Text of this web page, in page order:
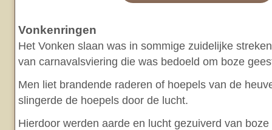
Vonkenringen
Het Vonken slaan was in sommige zuidelijke
van carnavalsviering die was bedoeld om boze
Men liet brandende raderen of hoepels van de
slingerde de hoepels door de lucht.
Hierdoor werden aarde en lucht gezuiverd van